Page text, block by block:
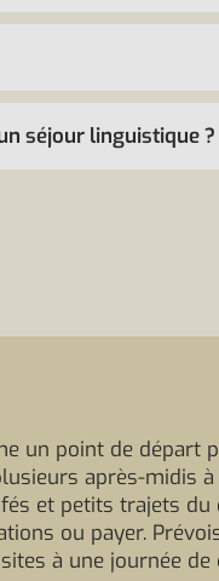
séjour linguistique ?
un point de départ
après-midis
et petits trajets
ou payer.
à une journée